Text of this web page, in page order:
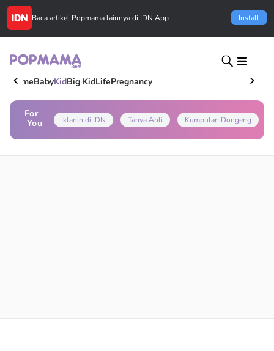
Baca artikel Popmama lainnya di IDN App Install
HomeBabyKidBig KidLifePregnancy
For
You
Iklanin di IDN Tanya Ahli Kumpulan Dongeng